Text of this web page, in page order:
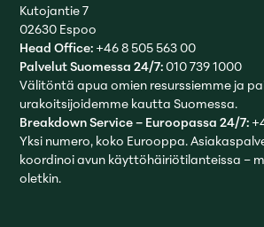
Kutojantie 7
02630 Espoo
Head Office:+46 8 505 563 00
Palvelut Suomessa 24/7:010 739 1000
Välitöntä apua omien resurssiemme ja
urakoitsijoidemme kautta Suomessa.
Breakdown Service – Euroopassa 24/7:
Yksi numero, koko Eurooppa.
koordinoi avun käyttöhäiriötilanteissa –
oletkin.